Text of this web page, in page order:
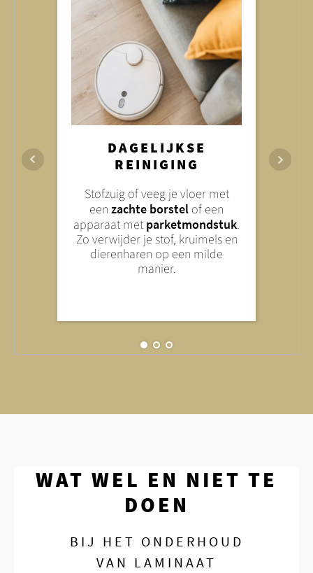
DAGELIJKSE
REINIGING
Stofzuig of veeg je vloer met
een zachte borstel of een
apparaat met parketmondstuk.
Zo verwijder je stof, kruimels en
dierenharen op een milde
manier.
VOCHTIG DWEILEN
Veeg je laminaat alleen
vochtig– dus met een goed
uitgewrongen doek of dweil. Te
veel water kan je vloer
beschadigen.
VLEKKEN
VERWIJDEREN
Lichte vervuiling kun je
verwijderen met eenmild
huishoudelijk reinigingsmiddel
Gebruik geen schuurmiddelen of
agressieve chemicaliën – deze
kunnen het oppervlak
beschadigen.
WAT WEL EN NIET TE
DOEN
BIJ HET ONDERHOUD
VAN LAMINAAT